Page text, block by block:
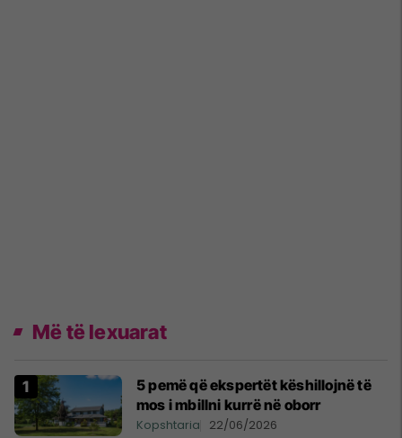
Më të lexuarat
5 pemë që ekspertët këshillojnë të
mos i mbillni kurrë në oborr
Kopshtaria 22/06/2026